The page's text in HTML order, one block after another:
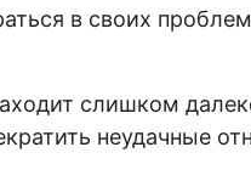
в своих
слишком
неудачные